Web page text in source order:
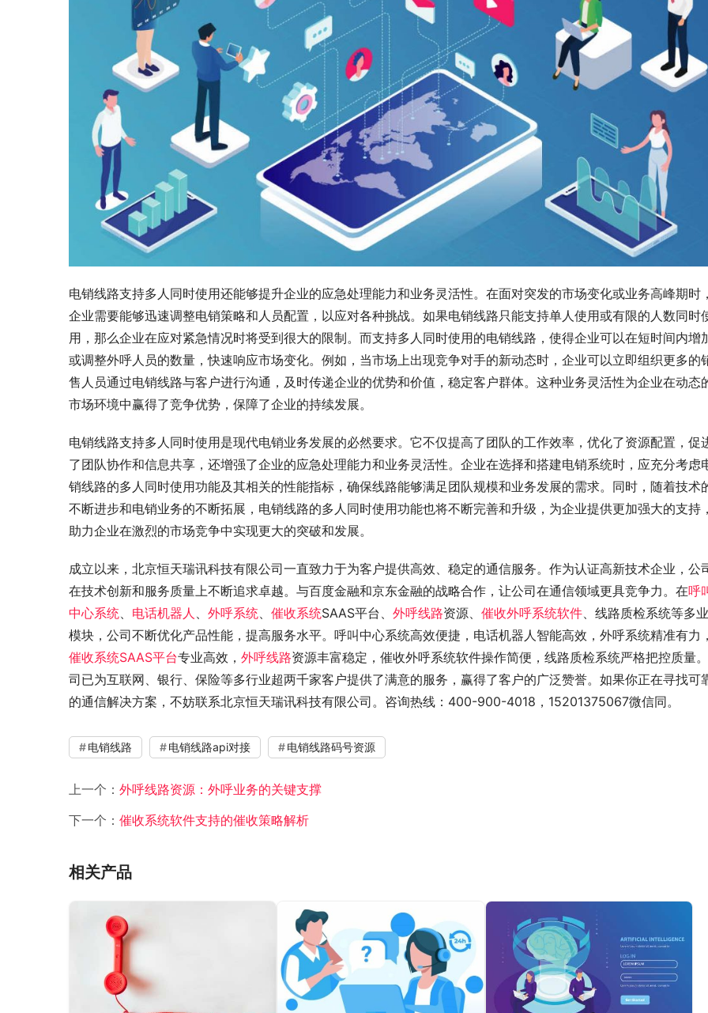
电销线路支持多人同时使用还能够提升企业的应急处理能力和业务灵活性。在面对突发的市场变化或业务高峰期时，
企业需要能够迅速调整电销策略和人员配置，以应对各种挑战。如果电销线路只能支持单人使用或有限的人数同时
用，那么企业在应对紧急情况时将受到很大的限制。而支持多人同时使用的电销线路，使得企业可以在短时间内增
或调整外呼人员的数量，快速响应市场变化。例如，当市场上出现竞争对手的新动态时，企业可以立即组织更多的
售人员通过电销线路与客户进行沟通，及时传递企业的优势和价值，稳定客户群体。这种业务灵活性为企业在动态
市场环境中赢得了竞争优势，保障了企业的持续发展。
电销线路支持多人同时使用是现代电销业务发展的必然要求。它不仅提高了团队的工作效率，优化了资源配置，促
了团队协作和信息共享，还增强了企业的应急处理能力和业务灵活性。企业在选择和搭建电销系统时，应充分考虑
销线路的多人同时使用功能及其相关的性能指标，确保线路能够满足团队规模和业务发展的需求。同时，随着技术
不断进步和电销业务的不断拓展，电销线路的多人同时使用功能也将不断完善和升级，为企业提供更加强大的支持，
助力企业在激烈的市场竞争中实现更大的突破和发展。
成立以来，北京恒天瑞讯科技有限公司一直致力于为客户提供高效、稳定的通信服务。作为认证高新技术企业，公
在技术创新和服务质量上不断追求卓越。与百度金融和京东金融的战略合作，让公司在通信领域更具竞争力。在呼
中心系统、 电话机器人 、 外呼系统、 催收系统SAAS平台、 外呼线路资源、 催收外呼系统软件、线路质检系统等多
模块，公司不断优化产品性能，提高服务水平。呼叫中心系统高效便捷，电话机器人智能高效，外呼系统精准有力，
催收系统SAAS平台专业高效， 外呼线路资源丰富稳定，催收外呼系统软件操作简便，线路质检系统严格把控质量
司已为互联网、银行、保险等多行业超两千家客户提供了满意的服务，赢得了客户的广泛赞誉。如果你正在寻找可
的通信解决方案，不妨联系北京恒天瑞讯科技有限公司。咨询热线：400-900-4018，15201375067微信同。
电销线路 电销线路api对接 电销线路码号资源
上一个： 外呼线路资源：外呼业务的关键支撑
下一个： 催收系统软件支持的催收策略解析
相关产品